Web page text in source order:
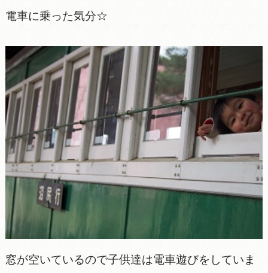
電車に乗った気分☆
窓が空いているので子供達は電車遊びをしていま